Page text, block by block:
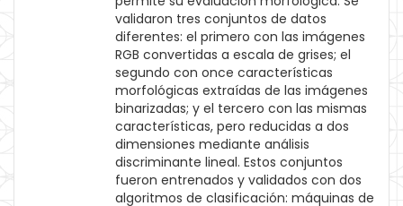
validaron tres conjuntos de datos
diferentes: el primero con las imágenes
RGB convertidas a escala de grises; el
segundo con once características
morfológicas extraídas de las imágenes
binarizadas; y el tercero con las mismas
características, pero reducidas a dos
dimensiones mediante análisis
discriminante lineal. Estos conjuntos
fueron entrenados y validados con dos
algoritmos de clasificación: máquinas de